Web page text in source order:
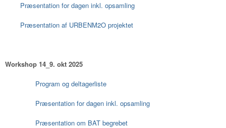
Præsentation for dagen inkl. opsamling
Præsentation af URBENM2O projektet
Workshop 14_9. okt 2025
Program og deltagerliste
Præsentation for dagen inkl. opsamling
Præsentation om BAT begrebet